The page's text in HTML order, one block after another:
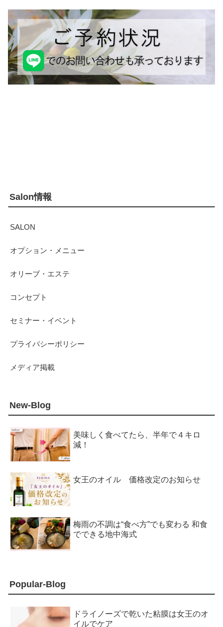
Salon情報
SALON
オプション・メニュー
オリーブ・エステ
コンセプト
セミナー・イベント
プライバシーポリシー
メディア掲載
New-Blog
美味しく食べてたら、半年で４キロ
減！
女王のオイル 価格改定のお知らせ
梅雨の不調は“食べ方”でも変わる 和食
でできる地中海式
Popular-Blog
ドライノーズで乾いた粘膜は女王のオ
イルでケア